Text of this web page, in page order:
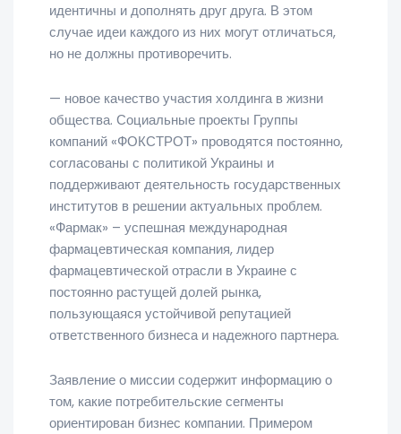
идентичны и дополнять друг друга. В этом
случае идеи каждого из них могут отличаться,
но не должны противоречить.
— новое качество участия холдинга в жизни
общества. Социальные проекты Группы
компаний «ФОКСТРОТ» проводятся постоянно,
согласованы с политикой Украины и
поддерживают деятельность государственных
институтов в решении актуальных проблем.
«Фармак» – успешная международная
фармацевтическая компания, лидер
фармацевтической отрасли в Украине с
постоянно растущей долей рынка,
пользующаяся устойчивой репутацией
ответственного бизнеса и надежного партнера.
Заявление о миссии содержит информацию о
том, какие потребительские сегменты
ориентирован бизнес компании. Примером